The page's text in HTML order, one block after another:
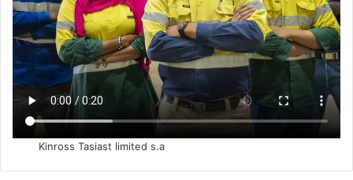
Kinross Tasiast limited s.a